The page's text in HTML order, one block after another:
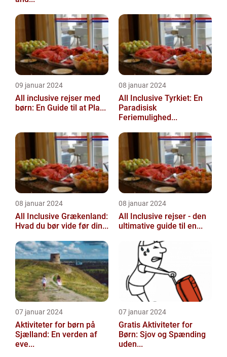
09 januar 2024
All inclusive rejser med
børn: En Guide til at Pla...
08 januar 2024
All Inclusive Tyrkiet: En
Paradisisk
Feriemulighed...
08 januar 2024
All Inclusive Grækenland:
Hvad du bør vide før din...
08 januar 2024
All Inclusive rejser - den
ultimative guide til en...
07 januar 2024
Aktiviteter for børn på
Sjælland: En verden af
eve...
07 januar 2024
Gratis Aktiviteter for
Børn: Sjov og Spænding
uden...